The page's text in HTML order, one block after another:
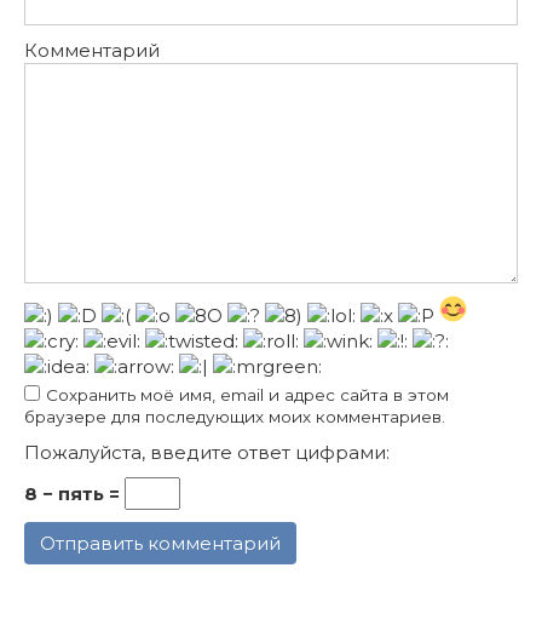
Комментарий
Сохранить моё имя, email и адрес сайта в этом
браузере для последующих моих комментариев.
Пожалуйста, введите ответ цифрами:
8 − пять =